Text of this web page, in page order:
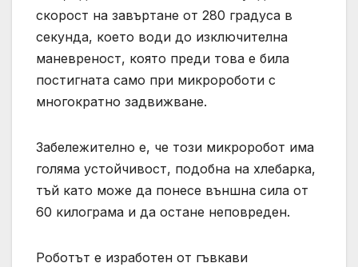
скорост на завъртане от 280 градуса в
секунда, което води до изключителна
маневреност, която преди това е била
постигната само при микророботи с
многократно задвижване.
Забележително е, че този микроробот има
голяма устойчивост, подобна на хлебарка,
тъй като може да понесе външна сила от
60 килограма и да остане неповреден.
Роботът е изработен от гъвкави